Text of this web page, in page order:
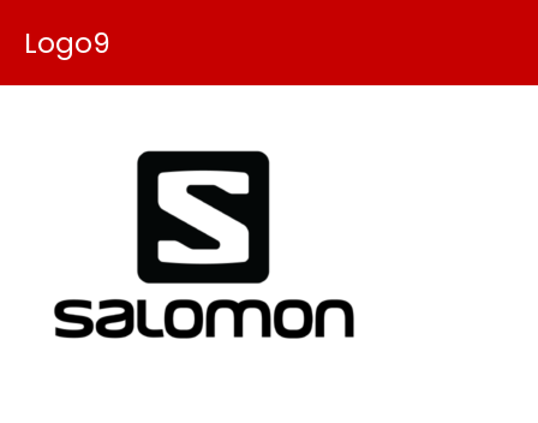
Logo9